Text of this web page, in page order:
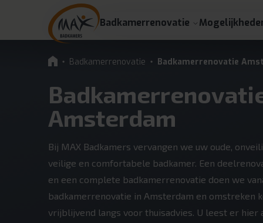
Badkamerrenovatie
Badkamerrenovatie Badkamerrenovatie
Amsterdam
Bij MAX Badkamers vervangen we uw oude,
veilige en comfortabele badkamer. Een
en een complete badkamerrenovatie doen we
badkamerrenovatie in Amsterdam en omstreken
vrijblijvend langs voor thuisadvies. U leest er hier